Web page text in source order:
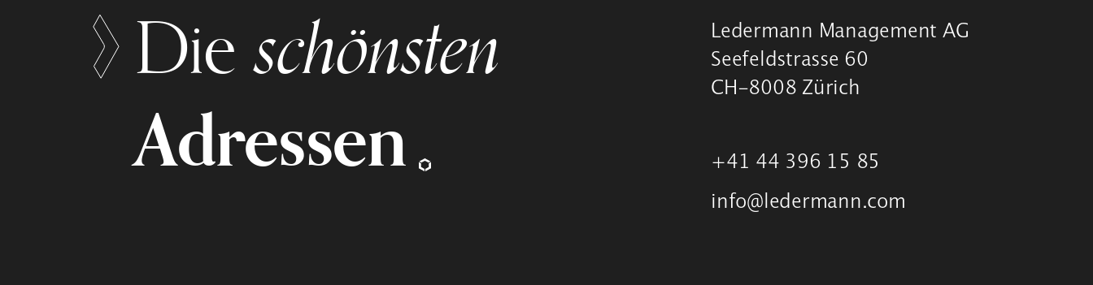
Dieschönsten
Adressen
Ledermann Management AG
Seefeldstrasse 60
CH-8008 Zürich
+41 44 396 15 85
info@ledermann.com